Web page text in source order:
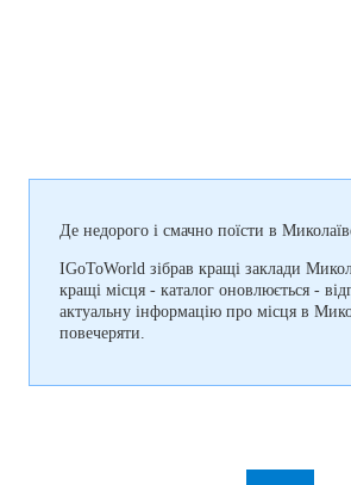
Де недорого і смачно поїсти в
IGoToWorld зібрав кращі заклади
кращі місця - каталог оновлюється -
актуальну інформацію про місця в
повечеряти.